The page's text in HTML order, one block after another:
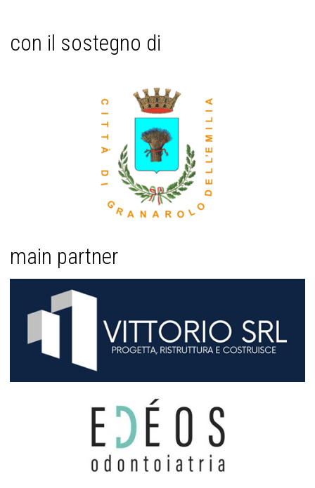
con il sostegno di
main partner